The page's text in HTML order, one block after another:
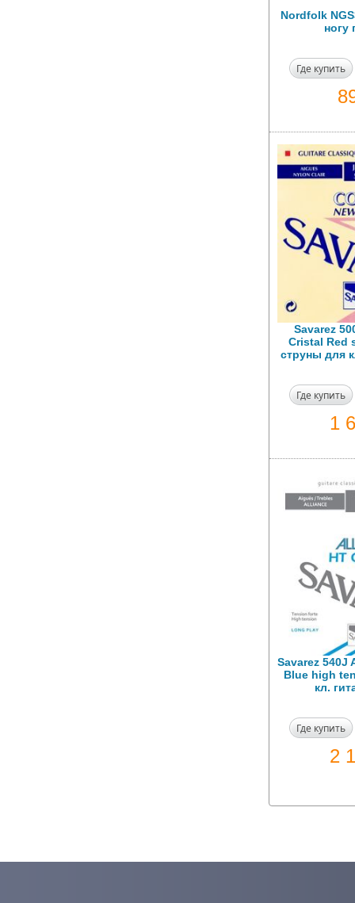
Nordfolk
ногу
Где купить
Savarez
Cristal Red
струны для
Где купить
1
Savarez 540J
Blue high
кл.
Где купить
2